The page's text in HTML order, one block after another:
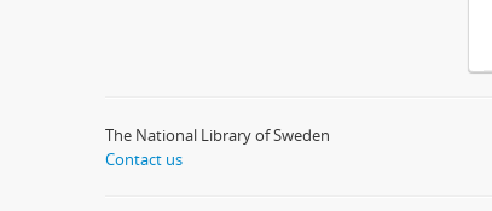
The National Library of Sweden
Contact us